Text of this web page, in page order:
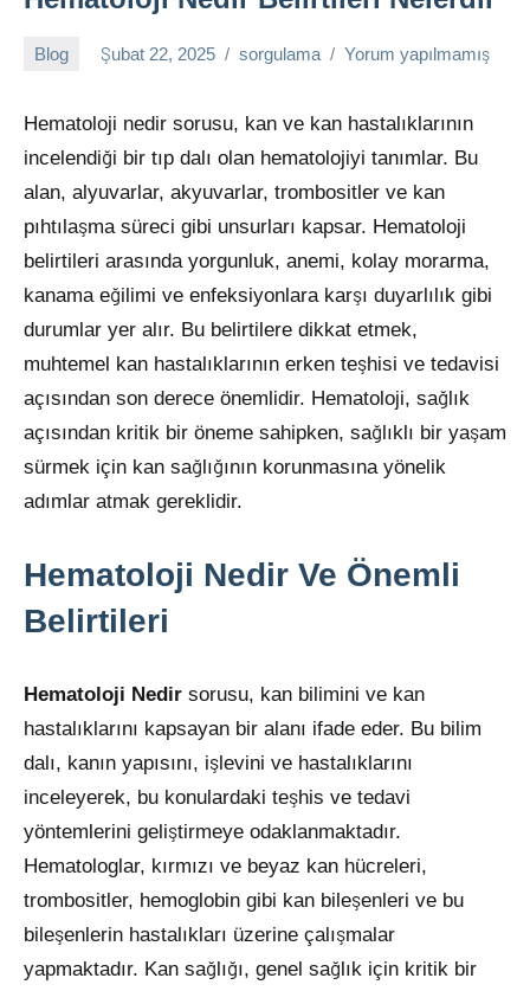
trafik
cezası,
plaka
sorgulama,
trafik
bilet
sorgulama,
vergi
borcu
birçok
konuda
bulabilirsiniz.
Blog Şubat 22, 2025 sorgulama Yorum yapılmamış
Hematoloji nedir sorusu, kan ve kan hastalıklarının
incelendiği bir tıp dalı olan hematolojiyi tanımlar. Bu
alan, alyuvarlar, akyuvarlar, trombositler ve kan
pıhtılaşma süreci gibi unsurları kapsar. Hematoloji
belirtileri arasında yorgunluk, anemi, kolay morarma,
kanama eğilimi ve enfeksiyonlara karşı duyarlılık gibi
durumlar yer alır. Bu belirtilere dikkat etmek,
muhtemel kan hastalıklarının erken teşhisi ve tedavisi
açısından son derece önemlidir. Hematoloji, sağlık
açısından kritik bir öneme sahipken, sağlıklı bir yaşam
sürmek için kan sağlığının korunmasına yönelik
adımlar atmak gereklidir.
Hematoloji Nedir Ve Önemli
Belirtileri
Hematoloji Nedir sorusu, kan bilimini ve kan
hastalıklarını kapsayan bir alanı ifade eder. Bu bilim
dalı, kanın yapısını, işlevini ve hastalıklarını
inceleyerek, bu konulardaki teşhis ve tedavi
yöntemlerini geliştirmeye odaklanmaktadır.
Hematologlar, kırmızı ve beyaz kan hücreleri,
trombositler, hemoglobin gibi kan bileşenleri ve bu
bileşenlerin hastalıkları üzerine çalışmalar
yapmaktadır. Kan sağlığı, genel sağlık için kritik bir